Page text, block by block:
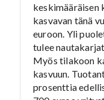
keskimääräisen
kasvavan tänä
euroon. Yli
tulee
Myös tilakoon
kasvuun.
prosenttia